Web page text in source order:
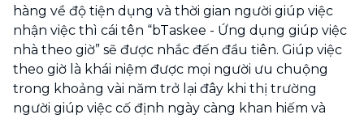
hàng về độ tiện dụng và thời gian người giúp việc
nhận việc thì cái tên “bTaskee - Ứng dụng giúp việc
nhà theo giờ” sẽ được nhắc đến đầu tiên. Giúp việc
theo giờ là khái niệm được mọi người ưu chuộng
trong khoảng vài năm trở lại đây khi thị trường
người giúp việc cố định ngày càng khan hiếm và